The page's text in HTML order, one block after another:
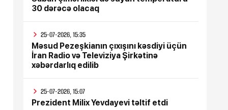
30 dərəcə olacaq
25-07-2026, 15:35
Məsud Pezeşkianın çıxışını kəsdiyi üçün
İran Radio və Televiziya Şirkətinə
xəbərdarlıq edilib
25-07-2026, 15:07
Prezident Milix Yevdayevi təltif etdi